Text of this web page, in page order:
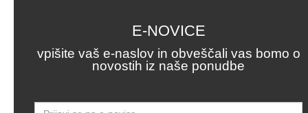
E-NOVICE
vpišite vaš e-naslov in obveščali vas bomo o
novostih iz naše ponudbe